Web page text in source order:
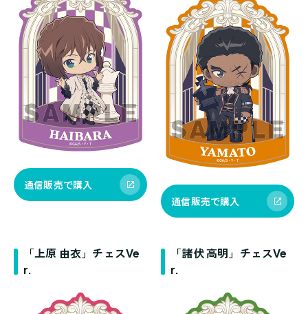
通信販売で購入
通信販売で購入
「上原 由衣」チェスVe
r.
「諸伏 高明」チェスVe
r.